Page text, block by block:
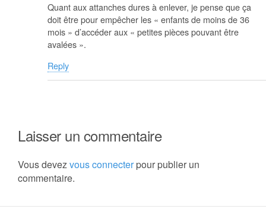
Quant aux attanches dures à enlever, je pense que ça
doit être pour empêcher les « enfants de moins de 36
mois » d’accéder aux « petites pièces pouvant être
avalées ».
Reply
Laisser un commentaire
Vous devezvous connecterpour publier un
commentaire.